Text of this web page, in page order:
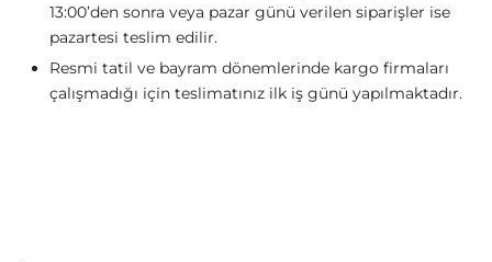
13:00’den sonra veya pazar günü verilen siparişler ise
pazartesi teslim edilir.
Resmi tatil ve bayram dönemlerinde kargo firmaları
çalışmadığı için teslimatınız ilk iş günü yapılmaktadır.